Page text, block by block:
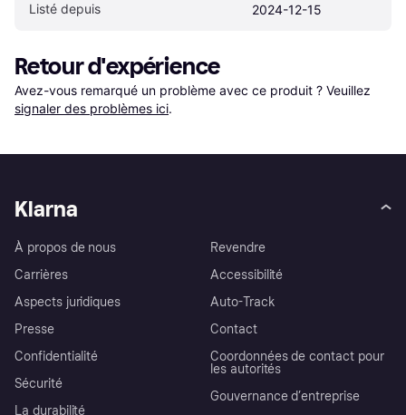
Listé depuis 2024-12-15
Retour d'expérience
Avez-vous remarqué un problème avec ce produit ? Veuillez
signaler des problèmes ici.
Klarna
À propos de nous
Carrières
Aspects juridiques
Presse
Confidentialité
Sécurité
La durabilité
Revendre
Accessibilité
Auto-Track
Contact
Coordonnées de contact pour
les autorités
Gouvernance d’entreprise